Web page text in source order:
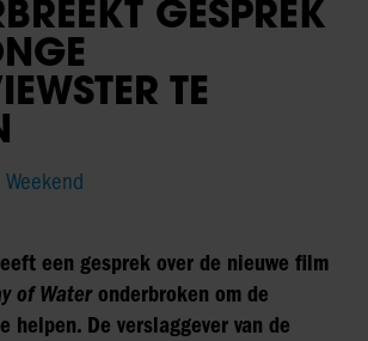
GESPREK
TE
een gesprek over de nieuwe film
of Wateronderbroken om de
helpen. De verslaggever van de